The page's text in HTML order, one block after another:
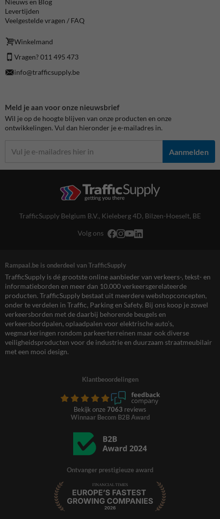
Nieuws en Blog
Levertijden
Veelgestelde vragen / FAQ
Winkelmand
Vragen? 011 495 473
info@trafficsupply.be
Meld je aan voor onze nieuwsbrief
Wil je op de hoogte blijven van onze producten en onze
ontwikkelingen. Vul dan hieronder je e-mailadres in.
Aanmelden
TrafficSupply Belgium B.V., Kieleberg 4D, Bilzen-Hoeselt, BE
Volg ons
Rampaal.be is onderdeel van TrafficSupply
TrafficSupply is dé grootste online aanbieder van verkeers-, tekst- en
informatieborden en meer dan 10.000 verkeersgerelateerde
producten. TrafficSupply bestaat uit meerdere webshopconcepten,
onder te verdelen in Traffic, Parking en Safety. Bij ons koop je zowel
verkeersborden met de daarbij behorende beugels en
verkeersbordpalen, oplaadpalen voor elektrische auto’s,
wegmarkeringen rondom parkeerterreinen maar ook diverse
veiligheidsproducten voor de industrie en duurzaam straatmeubilair
met een mooi design.
Klantbeoordelingen
Bekijk onze 7063 reviews
Winnaar Becom B2B Award
Ontvanger prestigieuze award